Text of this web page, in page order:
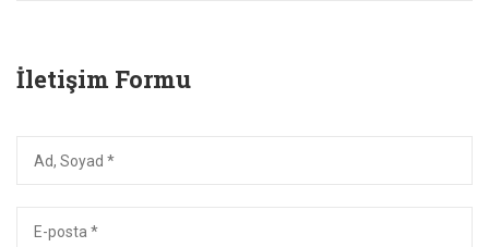
İletişim Formu